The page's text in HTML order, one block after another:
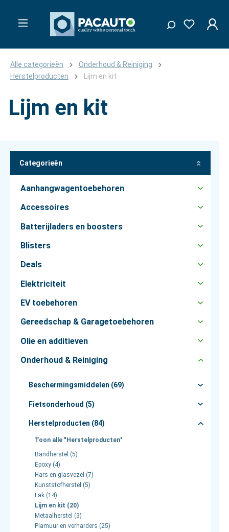
Alle categorieën
Onderhoud & Reiniging
Herstelproducten
Lijm en kit
Lijm en kit
Categorieën
Aanhangwagentoebehoren
Accessoires
Batterijladers en boosters
Blisters
Deals
Elektriciteit
EV toebehoren
Gereedschap & Garagetoebehoren
Olie en additieven
Onderhoud & Reiniging
Beschermingsmiddelen (69)
Fietsonderhoud (5)
Herstelproducten (84)
Toon alle "Herstelproducten"
Bandherstel (5)
Epoxy (4)
Hars en glasvezel (7)
Kunststofherstel (5)
Lak (14)
Lijm en kit (20)
Metaalherstel (3)
Plamuur en verharders (25)